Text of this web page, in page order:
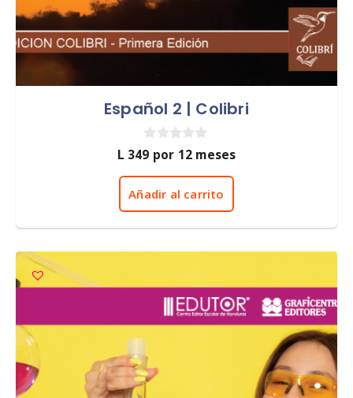
Español 2 | Colibri
0
d
e
L 349 por 12 meses
Añadir al carrito